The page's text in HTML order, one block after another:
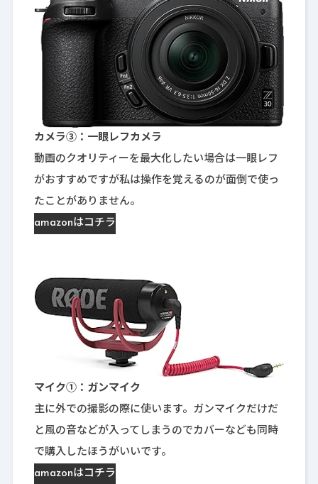
カメラ③：一眼レフカメラ
動画のクオリティーを最大化したい場合は一眼レフ
がおすすめですが私は操作を覚えるのが面倒で使っ
たことがありません。
amazonはコチラ
マイク①：ガンマイク
主に外での撮影の際に使います。ガンマイクだけだ
と風の音などが入ってしまうのでカバーなども同時
で購入したほうがいいです。
amazonはコチラ